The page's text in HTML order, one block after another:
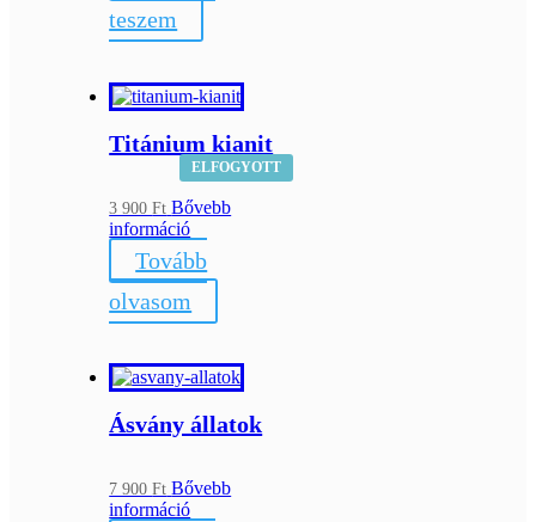
teszem
ELFOGYOTT
Titánium kianit
3 900Ft Bővebb
információ
Tovább
olvasom
Ásvány állatok
7 900Ft Bővebb
információ